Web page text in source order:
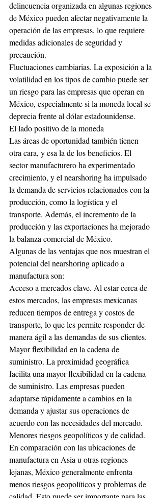
delincuencia organizada en algunas regiones
de México pueden afectar negativamente la
operación de las empresas, lo que requiere
medidas adicionales de seguridad y
precaución.
Fluctuaciones cambiarias. La exposición a la
volatilidad en los tipos de cambio puede ser
un riesgo para las empresas que operan en
México, especialmente si la moneda local se
deprecia frente al dólar estadounidense.
El lado positivo de la moneda
Las áreas de oportunidad también tienen
otra cara, y esa la de los beneficios. El
sector manufacturero ha experimentado
crecimiento, y el nearshoring ha impulsado
la demanda de servicios relacionados con la
producción, como la logística y el
transporte. Además, el incremento de la
producción y las exportaciones ha mejorado
la balanza comercial de México.
Algunas de las ventajas que nos muestran el
potencial del nearshoring aplicado a
manufactura son:
Acceso a mercados clave. Al estar cerca de
estos mercados, las empresas mexicanas
reducen tiempos de entrega y costos de
transporte, lo que les permite responder de
manera ágil a las demandas de sus clientes.
Mayor flexibilidad en la cadena de
suministro. La proximidad geográfica
facilita una mayor flexibilidad en la cadena
de suministro. Las empresas pueden
adaptarse rápidamente a cambios en la
demanda y ajustar sus operaciones de
acuerdo con las necesidades del mercado.
Menores riesgos geopolíticos y de calidad.
En comparación con las ubicaciones de
manufactura en Asia u otras regiones
lejanas, México generalmente enfrenta
menos riesgos geopolíticos y problemas de